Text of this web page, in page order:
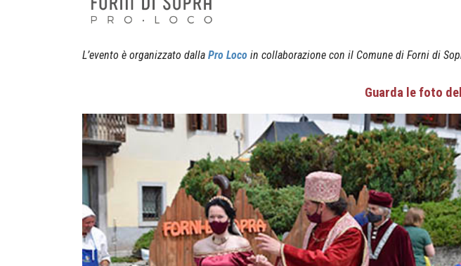
L’evento è organizzato dalla Pro Loco in collaborazione con il Comune di Forni di
Guarda le foto